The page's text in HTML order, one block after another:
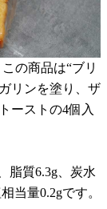
の商品は“ブリ
リンを塗り、ザ
ーストの4個入
脂質6.3g、炭水
当量0.2gです。